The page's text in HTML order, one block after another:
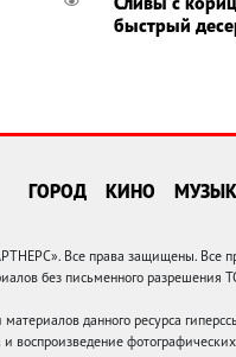
быстрый
ГОРОД КИНО
Все права защищены. Все
без письменного
данного ресурса
воспроизведение